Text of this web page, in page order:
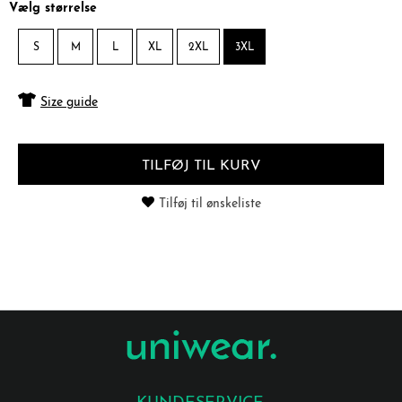
Vælg størrelse
S M L XL 2XL 3XL
Size guide
TILFØJ TIL KURV
Tilføj til ønskeliste